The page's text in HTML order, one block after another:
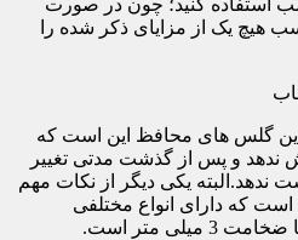
استفاده کنید؛ چون در صورت
هیچ یک از مزایای ذکر شده را
این گلس های محافظ این است که
ندهد و پس از گذشت مدتی تغییر
ندهد.البته یکی دیگر از نکات مهم
که دارای انواع مختلفی
متر است.